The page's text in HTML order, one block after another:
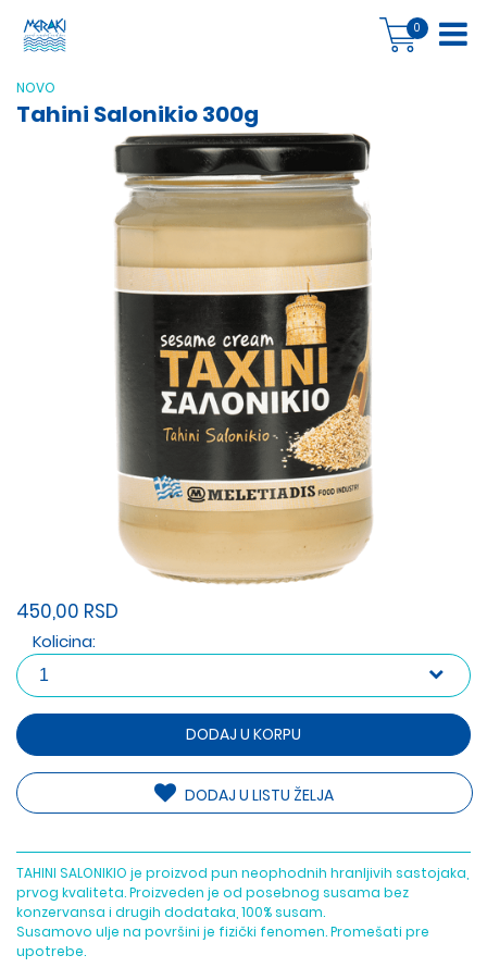
0
NOVO
Tahini Salonikio 300g
450,00 RSD
Kolicina:
DODAJ U KORPU
DODAJ U LISTU ŽELJA
TAHINI SALONIKIO je proizvod pun neophodnih hranljivih sastojaka,
prvog kvaliteta. Proizveden je od posebnog susama bez
konzervansa i drugih dodataka, 100% susam.
Susamovo ulje na površini je fizički fenomen. Promešati pre
upotrebe.